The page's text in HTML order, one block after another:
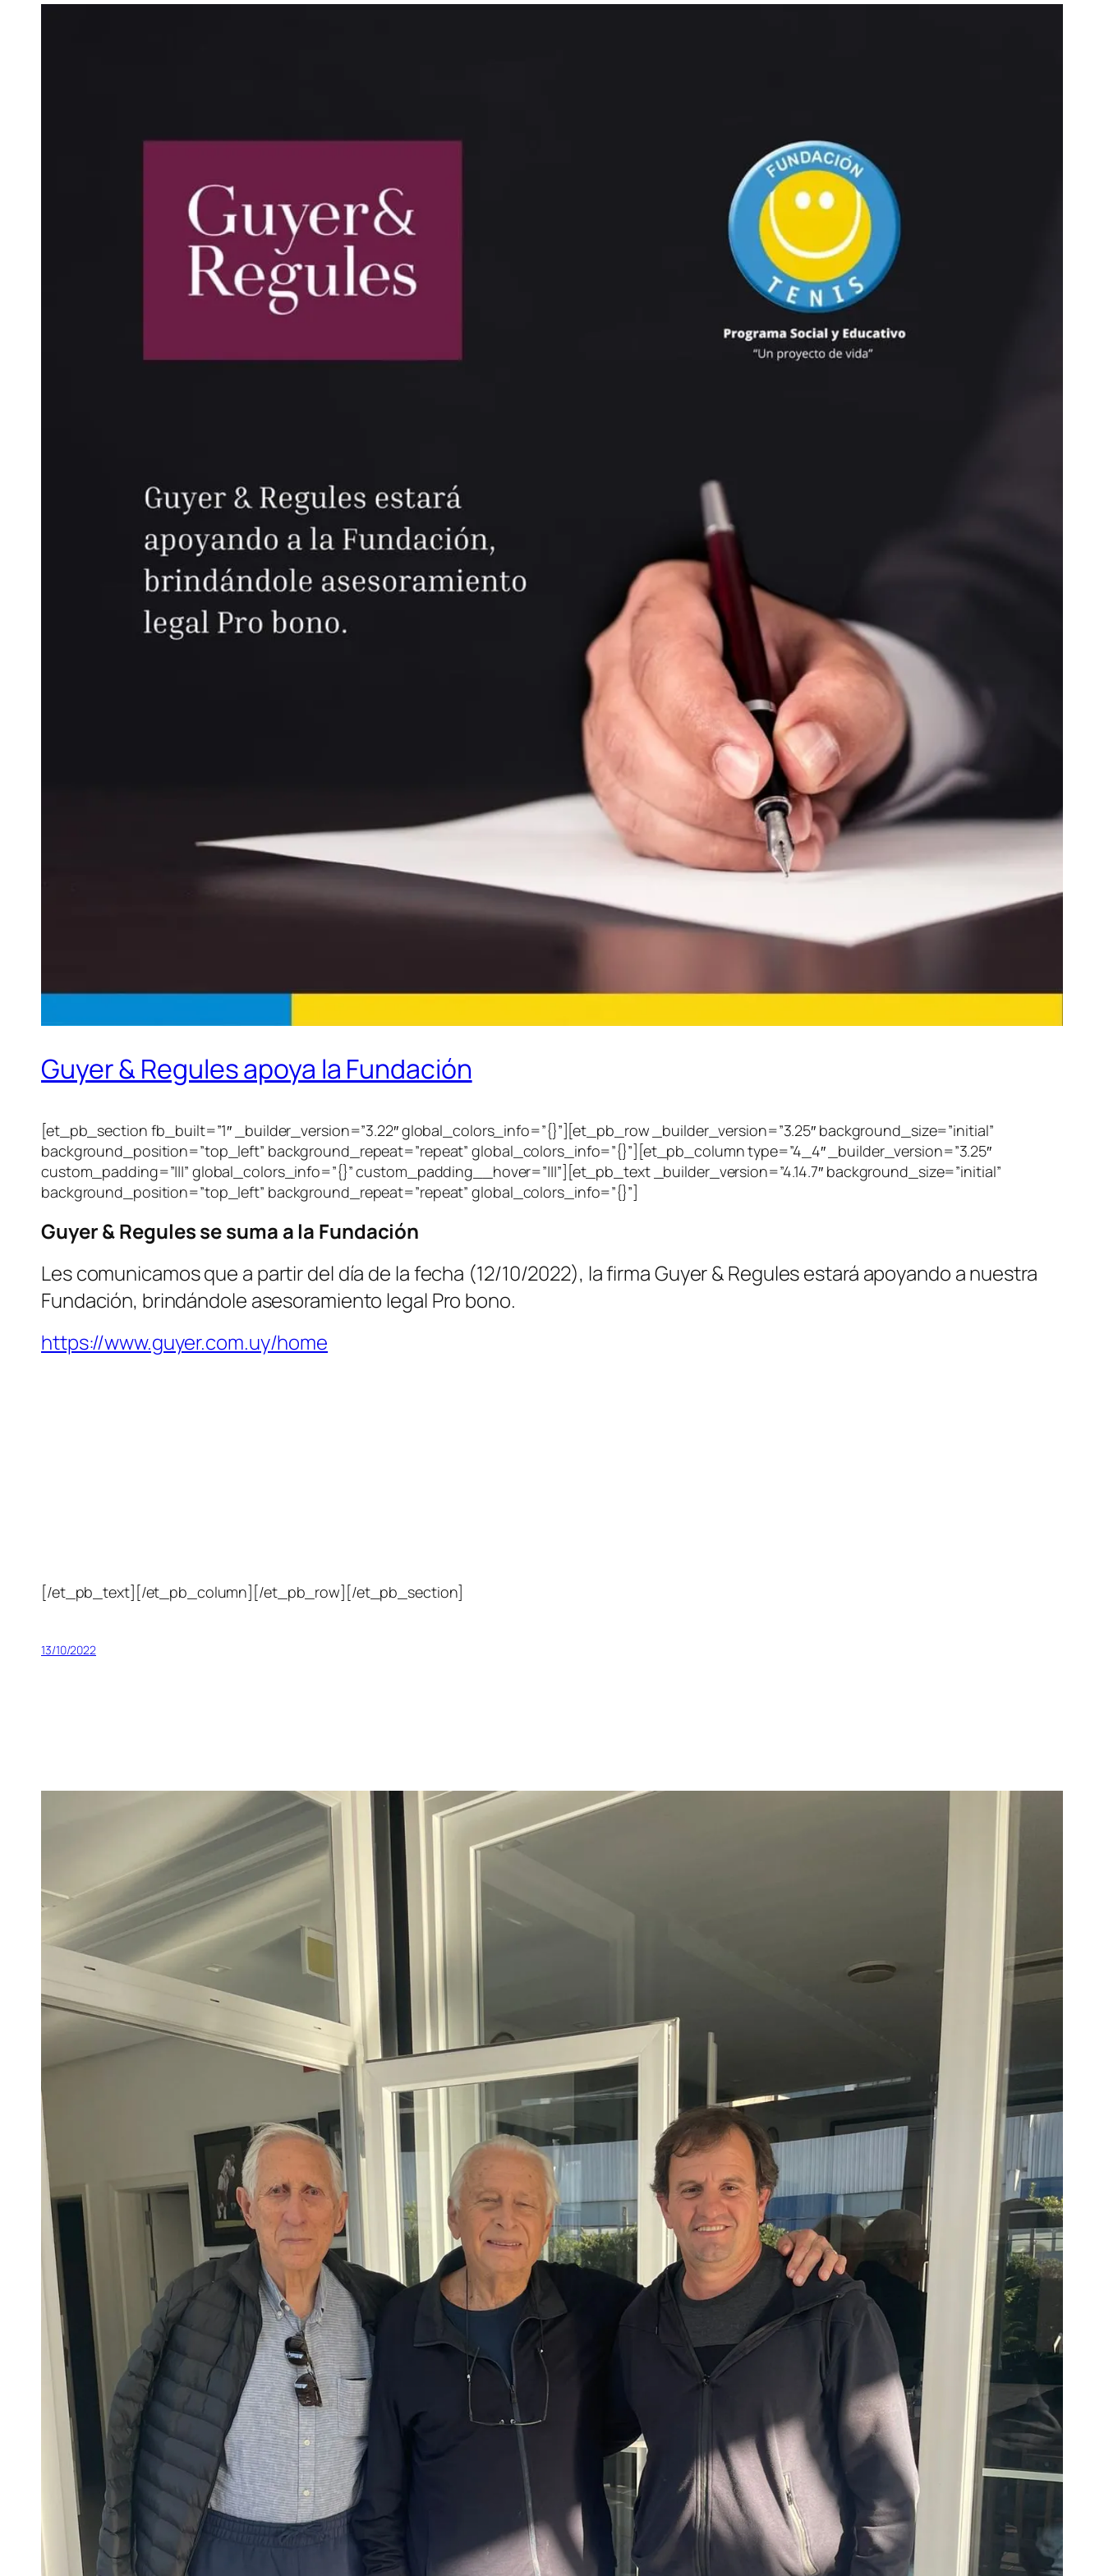
Guyer & Regules apoya la Fundación
[et_pb_section fb_built=”1″ _builder_version=”3.22″ global_colors_info=”{}”][et_pb_row _builder_version=”3.25″ background_size=”initial”
background_position=”top_left” background_repeat=”repeat” global_colors_info=”{}”][et_pb_column type=”4_4″ _builder_version=”3.25″
custom_padding=”|||” global_colors_info=”{}” custom_padding__hover=”|||”][et_pb_text _builder_version=”4.14.7″ background_size=”initial”
background_position=”top_left” background_repeat=”repeat” global_colors_info=”{}”]
Guyer & Regules se suma a la Fundación
Les comunicamos que a partir del día de la fecha (12/10/2022), la firma Guyer & Regules estará apoyando a nuestra
Fundación, brindándole asesoramiento legal Pro bono.
https://www.guyer.com.uy/home
[/et_pb_text][/et_pb_column][/et_pb_row][/et_pb_section]
13/10/2022